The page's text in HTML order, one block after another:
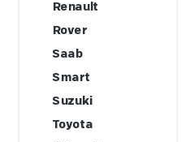
Renault
Rover
Saab
Smart
Suzuki
Toyota